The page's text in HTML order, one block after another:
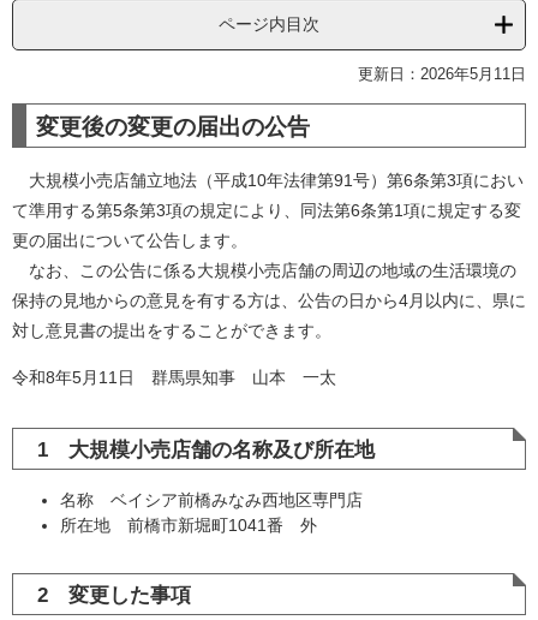
ページ内目次
更新日：2026年5月11日
変更後の変更の届出の公告
大規模小売店舗立地法（平成10年法律第91号）第6条第3項におい
て準用する第5条第3項の規定により、同法第6条第1項に規定する変
更の届出について公告します。
なお、この公告に係る大規模小売店舗の周辺の地域の生活環境の
保持の見地からの意見を有する方は、公告の日から4月以内に、県に
対し意見書の提出をすることができます。
令和8年5月11日 群馬県知事 山本 一太
1 大規模小売店舗の名称及び所在地
名称 ベイシア前橋みなみ西地区専門店
所在地 前橋市新堀町1041番 外
2 変更した事項